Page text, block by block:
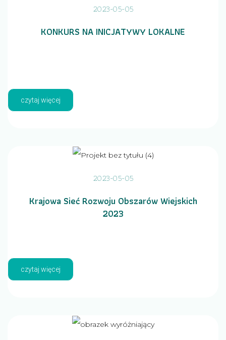
2023-05-05
KONKURS NA INICJATYWY LOKALNE
czytaj więcej
2023-05-05
Krajowa Sieć Rozwoju Obszarów Wiejskich
2023
czytaj więcej